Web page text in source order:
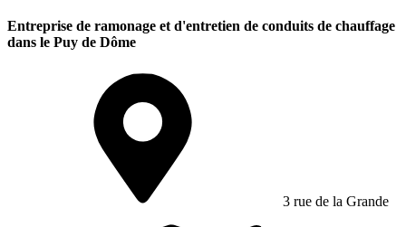
Entreprise de ramonage et d'entretien de conduits de chauffage
dans le Puy de Dôme
3 rue de la Grande